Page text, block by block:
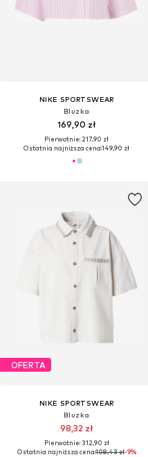
NIKE SPORTSWEAR
Bluzka
169,90 zł
Pierwotnie: 217,90 zł
Ostatnia najniższa cena:149,90 zł
OFERTA
NIKE SPORTSWEAR
Bluzka
98,32 zł
Pierwotnie: 312,90 zł
Ostatnia najniższa cena:108,43 zł-9%